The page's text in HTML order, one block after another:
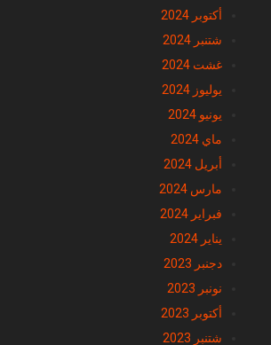
نونبر 2024
أكتوبر 2024
شتنبر 2024
غشت 2024
يوليوز 2024
يونيو 2024
ماي 2024
أبريل 2024
مارس 2024
فبراير 2024
يناير 2024
دجنبر 2023
نونبر 2023
أكتوبر 2023